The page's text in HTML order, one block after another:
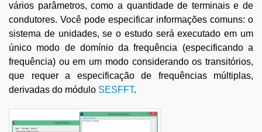
vários parâmetros, como a quantidade de terminais e de
condutores. Você pode especificar informações comuns: o
sistema de unidades, se o estudo será executado em um
único modo de domínio da frequência (especificando a
frequência) ou em um modo considerando os transitórios,
que requer a especificação de frequências múltiplas,
derivadas do módulo SESFFT.